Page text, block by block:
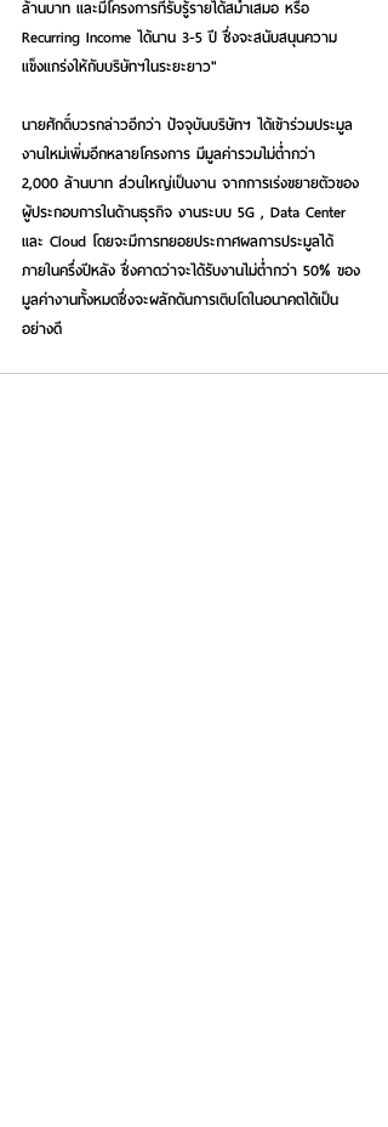
ล้านบาท และมีโครงการที่รับรู้รายได้สม่ำเสมอ หรือ
Recurring Income ได้นาน 3-5 ปี ซึ่งจะสนับสนุนความ
แข็งแกร่งให้กับบริษัทฯในระยะยาว"
นายศักดิ์บวรกล่าวอีกว่า ปัจจุบันบริษัทฯ ได้เข้าร่วมประมูล
งานใหม่เพิ่มอีกหลายโครงการ มีมูลค่ารวมไม่ต่ำกว่า
2,000 ล้านบาท ส่วนใหญ่เป็นงาน จากการเร่งขยายตัวของ
ผู้ประกอบการในด้านธุรกิจ งานระบบ 5G , Data Center
และ Cloud โดยจะมีการทยอยประกาศผลการประมูลได้
ภายในครึ่งปีหลัง ซึ่งคาดว่าจะได้รับงานไม่ต่ำกว่า 50% ของ
มูลค่างานทั้งหมดซึ่งจะผลักดันการเติบโตในอนาคตได้เป็น
อย่างดี